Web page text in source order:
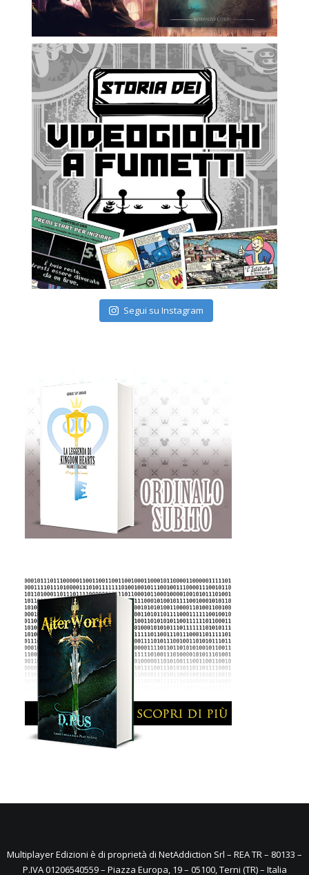
Segui su Instagram
Multiplayer Edizioni è di proprietà di NetAddiction Srl – REA TR – 80133 –
P.IVA 01206540559 – Piazza Europa, 19 – 05100, Terni (TR) – Italia